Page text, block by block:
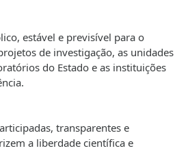
estável e previsível para o
de investigação, as unidades
do Estado e as instituições
transparentes e
a liberdade científica e